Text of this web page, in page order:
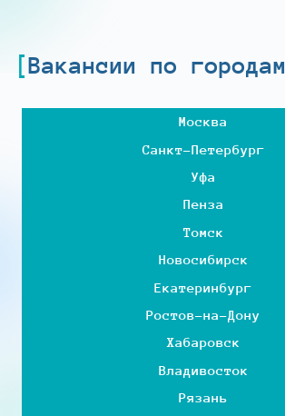
Вакансии по городам
Москва
Санкт-Петербург
Уфа
Пенза
Томск
Новосибирск
Екатеринбург
Ростов-на-Дону
Хабаровск
Владивосток
Рязань